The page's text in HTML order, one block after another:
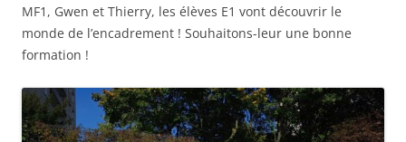
MF1, Gwen et Thierry, les élèves E1 vont découvrir le
monde de l’encadrement ! Souhaitons-leur une bonne
formation !